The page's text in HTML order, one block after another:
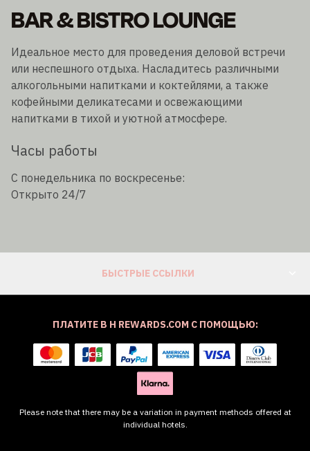
BAR & BISTRO LOUNGE
Идеальное место для проведения деловой встречи
или неспешного отдыха. Насладитесь различными
алкогольными напитками и коктейлями, а также
кофейными деликатесами и освежающими
напитками в тихой и уютной атмосфере.
Часы работы
С понедельника по воскресенье:
Открыто 24/7
БЫСТРЫЕ ССЫЛКИ
ПЛАТИТЕ В H REWARDS.COM С ПОМОЩЬЮ:
Please note that there may be a variation in payment methods offered at
individual hotels.